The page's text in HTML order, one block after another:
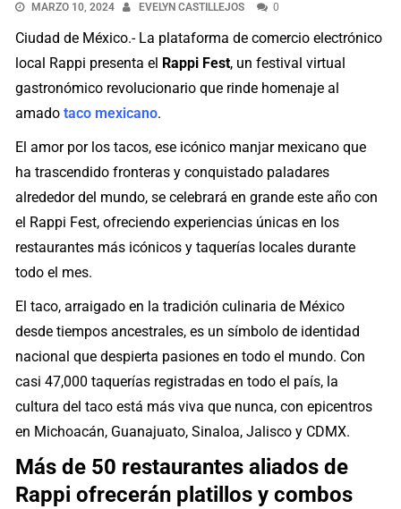
MARZO 10, 2024 EVELYN CASTILLEJOS 0
Ciudad de México.- La plataforma de comercio electrónico
local Rappi presenta el Rappi Fest, un festival virtual
gastronómico revolucionario que rinde homenaje al
amadotaco mexicano.
El amor por los tacos, ese icónico manjar mexicano que
ha trascendido fronteras y conquistado paladares
alrededor del mundo, se celebrará en grande este año con
el Rappi Fest, ofreciendo experiencias únicas en los
restaurantes más icónicos y taquerías locales durante
todo el mes.
El taco, arraigado en la tradición culinaria de México
desde tiempos ancestrales, es un símbolo de identidad
nacional que despierta pasiones en todo el mundo. Con
casi 47,000 taquerías registradas en todo el país, la
cultura del taco está más viva que nunca, con epicentros
en Michoacán, Guanajuato, Sinaloa, Jalisco y CDMX.
Más de 50 restaurantes aliados de
Rappi ofrecerán platillos y combos